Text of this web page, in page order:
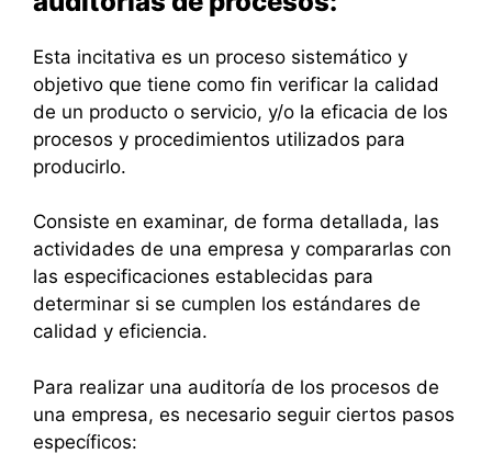
Esta incitativa es un proceso sistemático y
objetivo que tiene como fin verificar la calidad
de un producto o servicio, y/o la eficacia de los
procesos y procedimientos utilizados para
producirlo.
Consiste en examinar, de forma detallada, las
actividades de una empresa y compararlas con
las especificaciones establecidas para
determinar si se cumplen los estándares de
calidad y eficiencia.
Para realizar una auditoría de los procesos de
una empresa, es necesario seguir ciertos pasos
específicos: